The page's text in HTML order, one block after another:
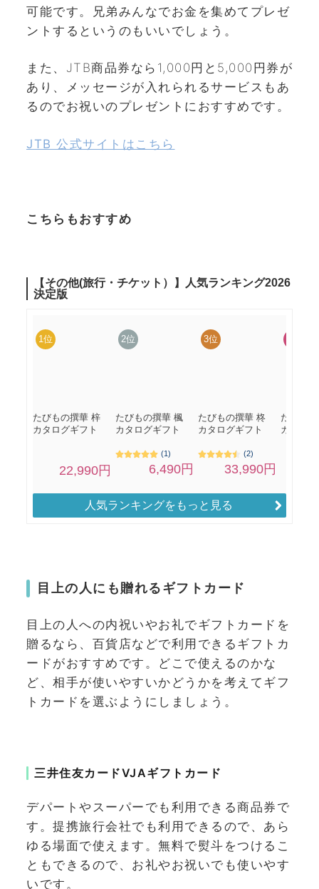
可能です。兄弟みんなでお金を集めてプレゼ
ントするというのもいいでしょう。
また、JTB商品券なら1,000円と5,000円券が
あり、メッセージが入れられるサービスもあ
るのでお祝いのプレゼントにおすすめです。
JTB 公式サイトはこちら
こちらもおすすめ
人気ランキングをもっと見る
目上の人にも贈れるギフトカード
目上の人への内祝いやお礼でギフトカードを
贈るなら、百貨店などで利用できるギフトカ
ードがおすすめです。どこで使えるのかな
ど、相手が使いやすいかどうかを考えてギフ
トカードを選ぶようにしましょう。
三井住友カードVJAギフトカード
デパートやスーパーでも利用できる商品券で
す。提携旅行会社でも利用できるので、あら
ゆる場面で使えます。無料で熨斗をつけるこ
ともできるので、お礼やお祝いでも使いやす
いです。